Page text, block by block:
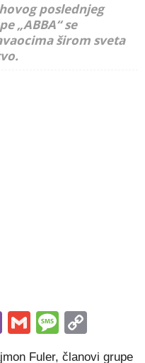
poslednjeg
„ABBA“ se
širom sveta
ViberGmail
Fuler, članovi grupe